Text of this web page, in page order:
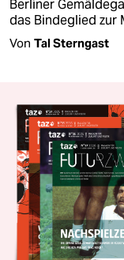
Berliner
das Bindeglied zur
Von Tal Sterngast